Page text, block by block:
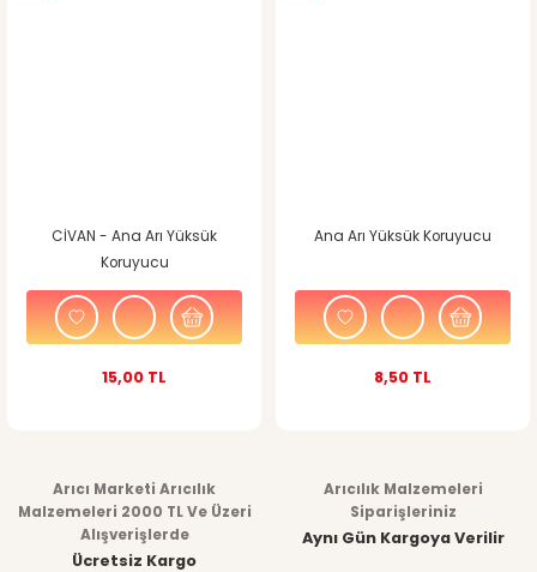
CİVAN - Ana Arı Yüksük
Koruyucu
15,00 TL
Ana Arı Yüksük Koruyucu
8,50 TL
Arıcı Marketi Arıcılık
Malzemeleri 2000 TL Ve Üzeri
Alışverişlerde
Ücretsiz Kargo
Arıcılık Malzemeleri
Siparişleriniz
Aynı Gün Kargoya Verilir